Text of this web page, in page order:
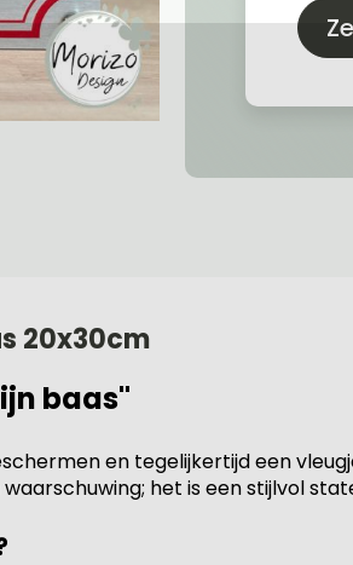
20x30cm
baas"
en tegelijkertijd een
het is een stijlvol